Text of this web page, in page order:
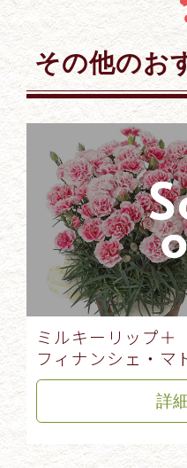
その他のお
ミルキーリップ＋
フィナンシェ・マ
詳